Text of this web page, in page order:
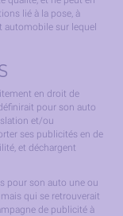
lié à la pose, à
automobile sur lequel
en droit de
pour son auto
et/ou
ses publicités en de
et déchargent
pour son auto une ou
qui se retrouverait
de publicité à